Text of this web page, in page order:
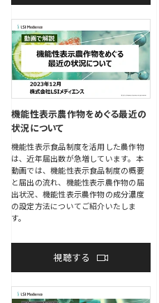
機能性表示農作物をめぐる最近の
状況について
機能性表示食品制度を活用した農作物
は、近年届出数が急増しています。本
動画では、機能性表示食品制度の概要
と届出の流れ、機能性表示農作物の届
出状況、機能性表示農作物の成分濃度
の設定方法についてご紹介いたしま
す。
視聴する